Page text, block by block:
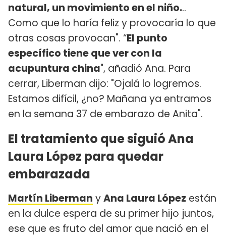
natural, un movimiento en el niño...
Como que lo haría feliz y provocaría lo que
otras cosas provocan". “El punto
específico tiene que ver con la
acupuntura china", añadió Ana. Para
cerrar, Liberman dijo: "Ojalá lo logremos.
Estamos difícil, ¿no? Mañana ya entramos
en la semana 37 de embarazo de Anita".
El tratamiento que siguió Ana
Laura López para quedar
embarazada
Martín Liberman yAna Laura López están
en la dulce espera de su primer hijo juntos,
ese que es fruto del amor que nació en el